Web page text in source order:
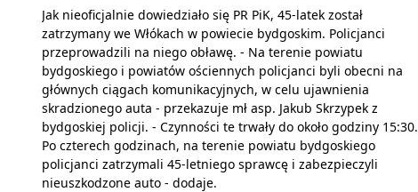
Jak nieoficjalnie dowiedziało się PR PiK, 45-latek został
zatrzymany we Włókach w powiecie bydgoskim. Policjanci
przeprowadzili na niego obławę. - Na terenie powiatu
bydgoskiego i powiatów ościennych policjanci byli obecni na
głównych ciągach komunikacyjnych, w celu ujawnienia
skradzionego auta - przekazuje mł asp. Jakub Skrzypek z
bydgoskiej policji. - Czynności te trwały do około godziny 15:30.
Po czterech godzinach, na terenie powiatu bydgoskiego
policjanci zatrzymali 45-letniego sprawcę i zabezpieczyli
nieuszkodzone auto - dodaje.